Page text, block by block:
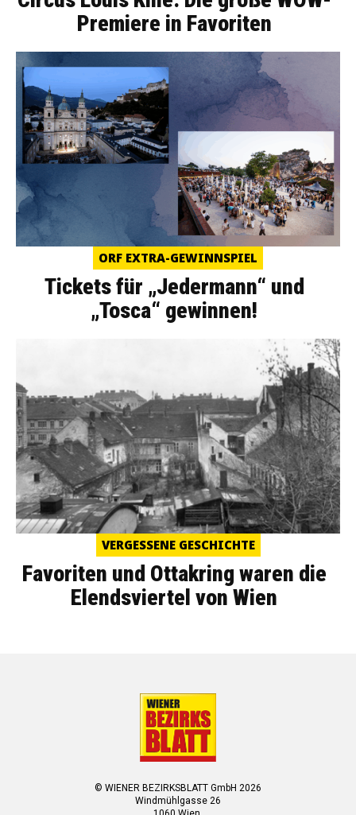
Premiere in Favoriten
ORF EXTRA-GEWINNSPIEL
Tickets für „Jedermann“ und
„Tosca“ gewinnen!
VERGESSENE GESCHICHTE
Favoriten und Ottakring waren die
Elendsviertel von Wien
© WIENER BEZIRKSBLATT GmbH 2026
Windmühlgasse 26